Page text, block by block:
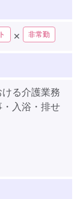
✕ 非常勤
る介護業務
入浴・排せ